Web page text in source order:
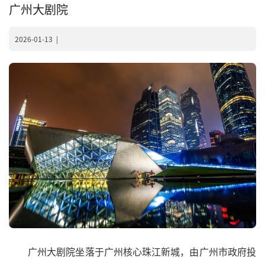
广州大剧院
2026-01-13 |
广州大剧院坐落于广州核心珠江新城，由广州市政府投